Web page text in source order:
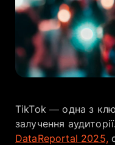
TikTok — одна з
залучення
DataReportal 2025,